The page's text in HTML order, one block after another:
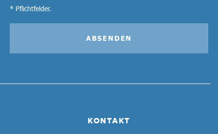
KONTAKT
* Pflichtfelder.
ABSENDEN